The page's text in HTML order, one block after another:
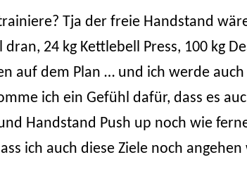
Tja der freie Handstand
24 kg Kettlebell Press, 100 kg
auf dem Plan … und ich werde
ich ein Gefühl dafür, dass es
Handstand Push up noch wie
ich auch diese Ziele noch